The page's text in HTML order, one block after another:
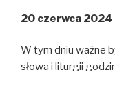
O
n
s
i
n
(
e
n
s
i
i
20 czerwca
W tym dniu ważne
słowa i liturgii